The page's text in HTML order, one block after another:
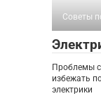
Советы
Проблемы с
избежать
электрики